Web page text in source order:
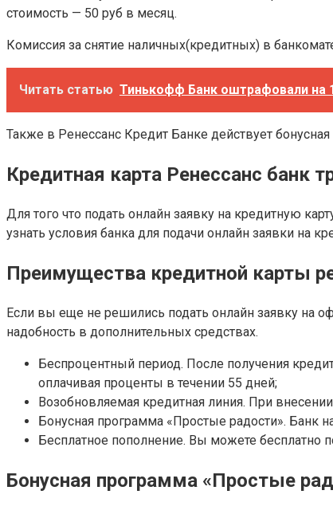
стоимость — 50 руб в месяц.
Комиссия за снятие наличных(кредитных) в
Читать статью Тинькофф Банк оштрафовали на
Также в Ренессанс Кредит Банке действует
Кредитная карта Ренессанс банк
Для того что подать онлайн заявку на кредитную
узнать условия банка для подачи онлайн заявки на
Преимущества кредитной карты
Если вы еще не решились подать онлайн заявку на
надобность в дополнительных средствах.
Беспроцентный период. После получения
оплачивая проценты в течении 55 дней;
Возобновляемая кредитная линия. При
Бонусная программа «Простые радости». Банк
Бесплатное пополнение. Вы можете бесплатно
Бонусная программа «Простые